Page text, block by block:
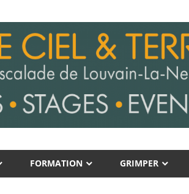
FORMATION GRIMPER